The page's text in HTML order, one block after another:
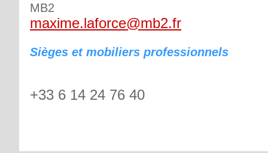
MB2
maxime.laforce@mb2.fr
Sièges et mobiliers professionnels
+33 6 14 24 76 40